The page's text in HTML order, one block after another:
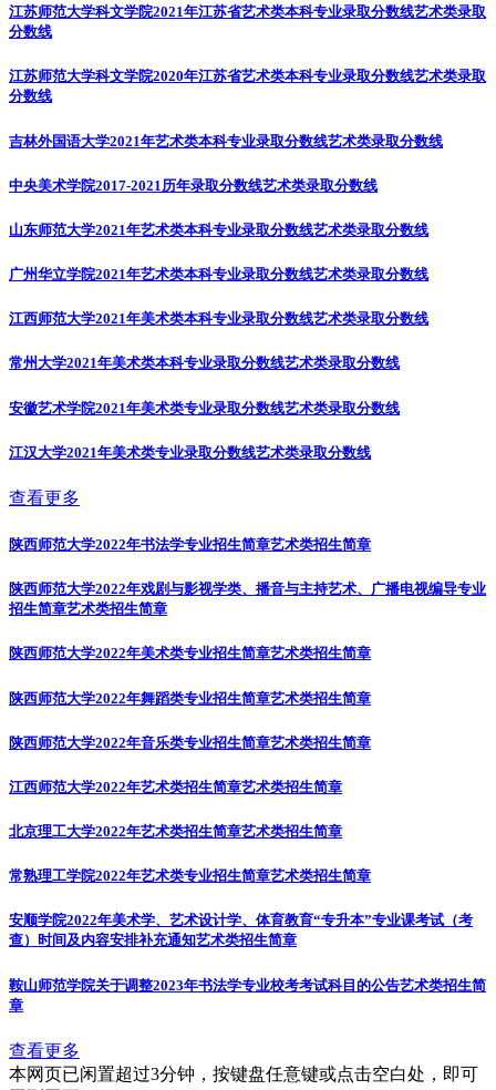
江苏师范大学科文学院2021年江苏省艺术类本科专业录取分数线艺术类录取
分数线
江苏师范大学科文学院2020年江苏省艺术类本科专业录取分数线艺术类录取
分数线
吉林外国语大学2021年艺术类本科专业录取分数线艺术类录取分数线
中央美术学院2017-2021历年录取分数线艺术类录取分数线
山东师范大学2021年艺术类本科专业录取分数线艺术类录取分数线
广州华立学院2021年艺术类本科专业录取分数线艺术类录取分数线
江西师范大学2021年美术类本科专业录取分数线艺术类录取分数线
常州大学2021年美术类本科专业录取分数线艺术类录取分数线
安徽艺术学院2021年美术类专业录取分数线艺术类录取分数线
江汉大学2021年美术类专业录取分数线艺术类录取分数线
查看更多
陕西师范大学2022年书法学专业招生简章艺术类招生简章
陕西师范大学2022年戏剧与影视学类、播音与主持艺术、广播电视编导专业
招生简章艺术类招生简章
陕西师范大学2022年美术类专业招生简章艺术类招生简章
陕西师范大学2022年舞蹈类专业招生简章艺术类招生简章
陕西师范大学2022年音乐类专业招生简章艺术类招生简章
江西师范大学2022年艺术类招生简章艺术类招生简章
北京理工大学2022年艺术类招生简章艺术类招生简章
常熟理工学院2022年艺术类专业招生简章艺术类招生简章
安顺学院2022年美术学、艺术设计学、体育教育“专升本”专业课考试（考
查）时间及内容安排补充通知艺术类招生简章
鞍山师范学院关于调整2023年书法学专业校考考试科目的公告艺术类招生简
章
查看更多
本网页已闲置超过3分钟，按键盘任意键或点击空白处，即可